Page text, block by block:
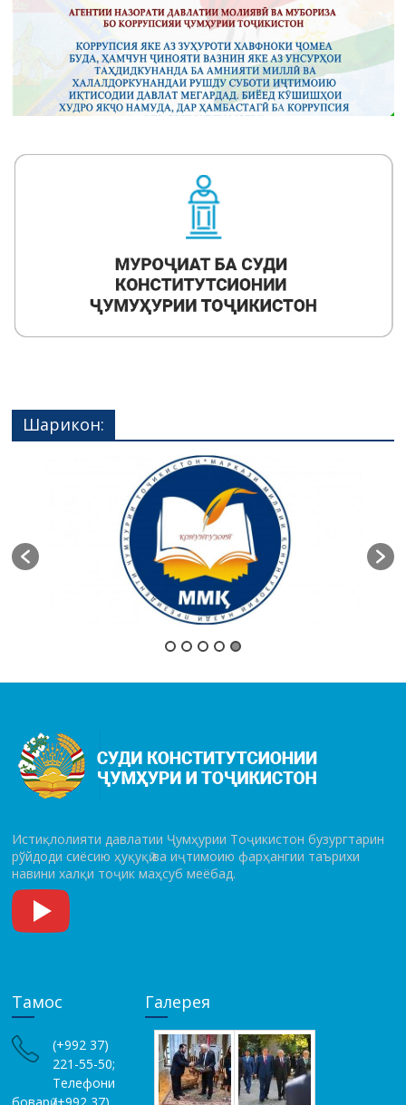
Шарикон:
Истиқлолияти давлатии Ҷумҳурии Тоҷикистон бузургтарин
рўй­до­ди сиёсию ҳуқуқӣ ва иҷтимоию фарҳангии таърихи
навини халқи тоҷик маҳсуб меёбад.
Тамос
(+992 37)
221-55-50;
Телефони
Галерея